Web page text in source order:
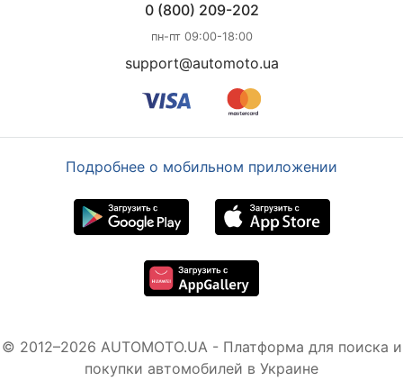
0 (800) 209-202
пн-пт 09:00-18:00
support@automoto.ua
Подробнее о мобильном приложении
© 2012–2026 AUTOMOTO.UA - Платформа для поиска и
покупки автомобилей в Украине